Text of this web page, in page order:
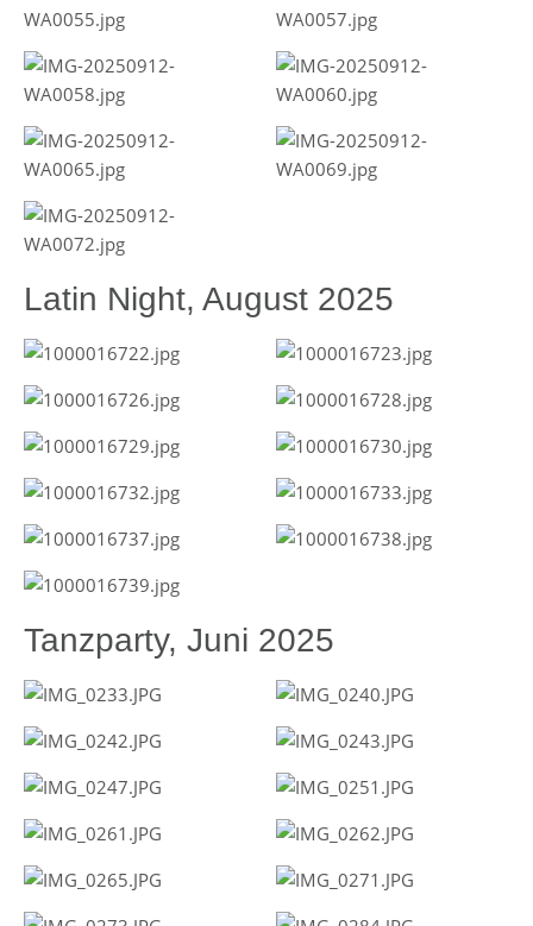
Latin Night, August 2025
Tanzparty, Juni 2025